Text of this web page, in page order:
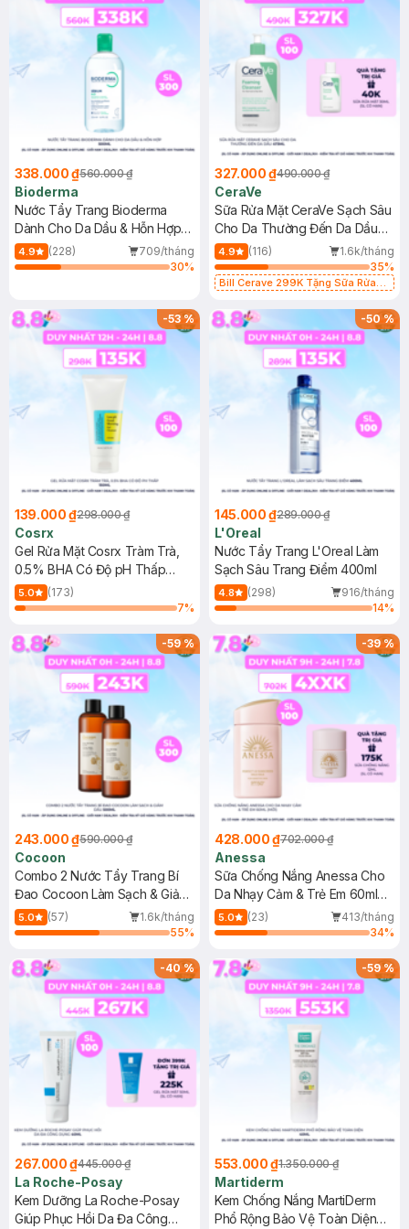
338.000 ₫560.000 ₫
Bioderma
Nước Tẩy Trang Bioderma
Dành Cho Da Dầu & Hỗn Hợp
500ml
4.9 (228)
709/tháng
30%
327.000 ₫490.000 ₫
CeraVe
Sữa Rửa Mặt CeraVe Sạch Sâu
Cho Da Thường Đến Da Dầu
473ml
4.9 (116)
1.6k/tháng
35%
Bill Cerave 299K Tặng Sữa Rửa
-53%
139.000 ₫298.000 ₫
Cosrx
Gel Rửa Mặt Cosrx Tràm Trà,
0.5% BHA Có Độ pH Thấp
150ml
5.0
(173)
7%
-50%
145.000 ₫289.000 ₫
L'Oreal
Nước Tẩy Trang L'Oreal Làm
Sạch Sâu Trang Điểm 400ml
4.8 (298)
916/tháng
14%
-59%
243.000 ₫590.000 ₫
Cocoon
Combo 2 Nước Tẩy Trang Bí
Đao Cocoon Làm Sạch & Giảm
Dầu 500ml
5.0 (57)
1.6k/tháng
55%
-39%
428.000 ₫702.000 ₫
Anessa
Sữa Chống Nắng Anessa Cho
Da Nhạy Cảm & Trẻ Em 60ml
(Mới)
5.0 (23)
413/tháng
34%
-40%
267.000 ₫445.000 ₫
La Roche-Posay
Kem Dưỡng La Roche-Posay
Giúp Phục Hồi Da Đa Công
-59%
553.000 ₫1.350.000 ₫
Martiderm
Kem Chống Nắng MartiDerm
Phổ Rộng Bảo Vệ Toàn Diện